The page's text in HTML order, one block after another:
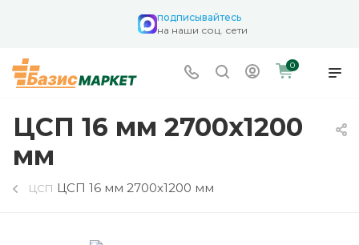
подписывайтесь
на наши соц. сети
0
ЦСП 16 мм 2700х1200
мм
ЦСП ЦСП 16 мм 2700х1200 мм